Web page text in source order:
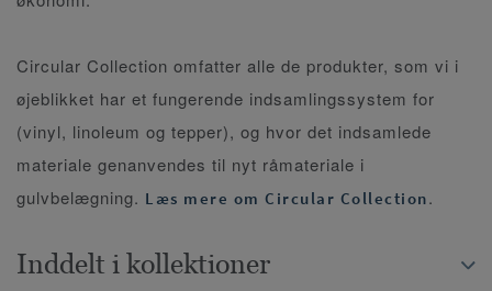
Circular Collection omfatter alle de produkter, som vi i
øjeblikket har et fungerende indsamlingssystem for
(vinyl, linoleum og tepper), og hvor det indsamlede
materiale genanvendes til nyt råmateriale i
gulvbelægning. Læs mere om Circular Collection.
Inddelt i kollektioner